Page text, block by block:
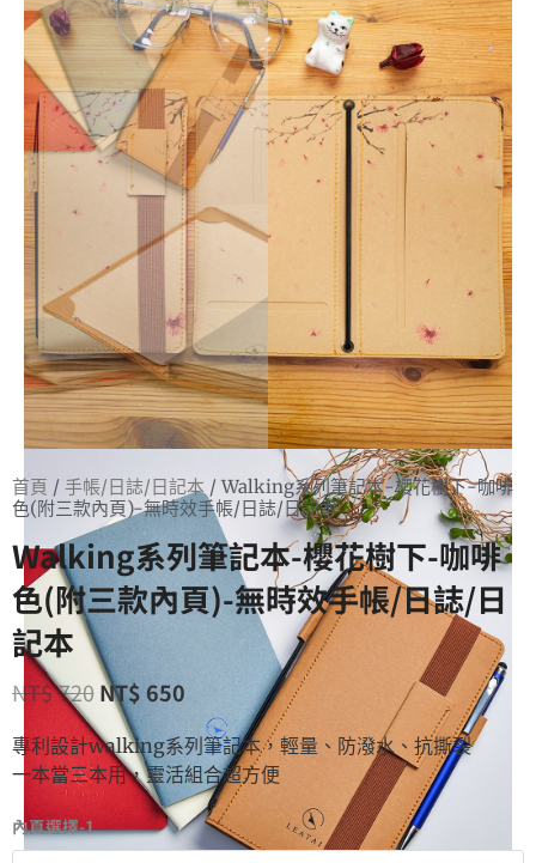
首頁 / 手帳/日誌/日記本 / Walking系列筆記本-櫻花樹下-咖啡
色(附三款內頁)-無時效手帳/日誌/日記本
Walking系列筆記本-櫻花樹下-咖啡
色(附三款內頁)-無時效手帳/日誌/日
記本
NT$720 NT$ 650
專利設計walking系列筆記本，輕量、防潑水、抗撕裂
一本當三本用，靈活組合超方便
內頁選擇-1